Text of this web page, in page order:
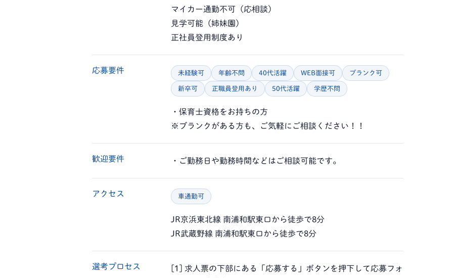
マイカー通勤不可（応相談）
見学可能（姉妹園）
正社員登用制度あり
応募要件 未経験可 年齢不問 40代活躍 WEB面接可 ブランク可
新卒可 正職員登用あり 50代活躍 学歴不問
・保育士資格をお持ちの方
※ブランクがある方も、ご気軽にご相談ください！！
歓迎要件 ・ご勤務日や勤務時間などはご相談可能です。
アクセス 車通勤可
JR京浜東北線 南浦和駅東口から徒歩で8分
JR武蔵野線 南浦和駅東口から徒歩で8分
選考プロセス
[1] 求人票の下部にある「応募する」ボタンを押下して応募フォ